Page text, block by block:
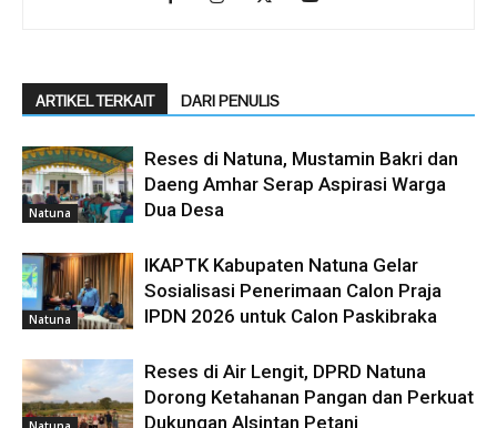
ARTIKEL TERKAIT DARI PENULIS
Natuna
Reses di Natuna, Mustamin Bakri dan
Daeng Amhar Serap Aspirasi Warga
Dua Desa
Natuna
IKAPTK Kabupaten Natuna Gelar
Sosialisasi Penerimaan Calon Praja
IPDN 2026 untuk Calon Paskibraka
Reses di Air Lengit, DPRD Natuna
Dorong Ketahanan Pangan dan Perkuat
Dukungan Alsintan Petani